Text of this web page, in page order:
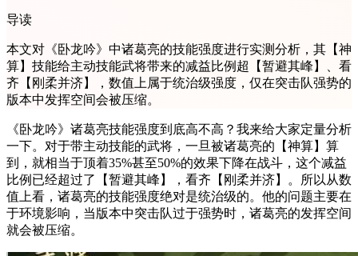
导读
本文对《卧龙吟》中诸葛亮的技能强度进行实测分析，其【神
算】技能给主动技能武将带来的减益比例超【暂避其峰】、看
齐【刚柔并济】，数值上属于统治级强度，仅在突击队强势的
版本中发挥空间会被压缩。
《卧龙吟》诸葛亮技能强度到底高不高？我来给大家定量分析
一下。对于带主动技能的武将，一旦被诸葛亮的【神算】算
到，就相当于顶着35%甚至50%的效果下降在战斗，这个减益
比例已经超过了【暂避其峰】，看齐【刚柔并济】。所以从数
值上看，诸葛亮的技能强度绝对是统治级的。他的问题主要在
于环境影响，当版本中突击队过于强势时，诸葛亮的发挥空间
就会被压缩。